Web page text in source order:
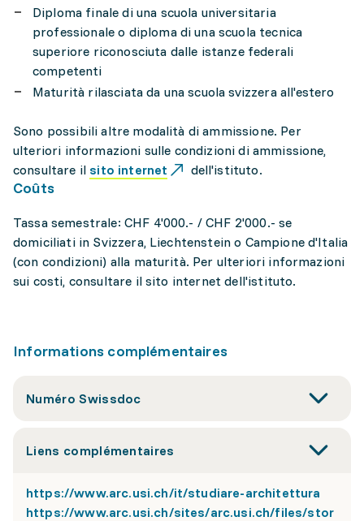
Diploma finale di una scuola universitaria
professionale o diploma di una scuola tecnica
superiore riconosciuta dalle istanze federali
competenti
Maturità rilasciata da una scuola svizzera all'estero
Sono possibili altre modalità di ammissione. Per
ulteriori informazioni sulle condizioni di ammissione,
consultare il sito internet dell'istituto.
Coûts
Tassa semestrale: CHF 4'000.- / CHF 2'000.- se
domiciliati in Svizzera, Liechtenstein o Campione d'Italia
(con condizioni) alla maturità. Per ulteriori informazioni
sui costi, consultare il sito internet dell'istituto.
Informations complémentaires
Numéro Swissdoc
Liens complémentaires
https://www.arc.usi.ch/it/studiare-architettura
https://www.arc.usi.ch/sites/arc.usi.ch/files/stor